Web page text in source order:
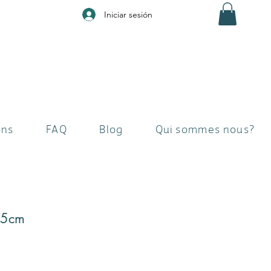
Iniciar sesión
FAQ Blog Qui sommes nous?